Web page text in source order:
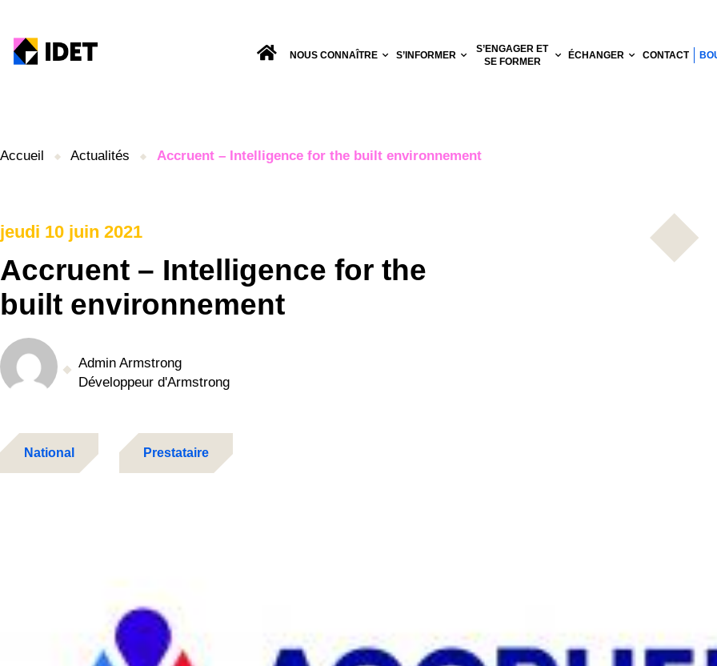
NOUS CONNAÎTRE S’INFORMER
S’ENGAGER ET
SE FORMER
ÉCHANGER CONTACT
Accueil Actualités Accruent – Intelligence for the built environnement
jeudi 10 juin 2021
Accruent – Intelligence for the
built environnement
Admin Armstrong
Développeur d'Armstrong